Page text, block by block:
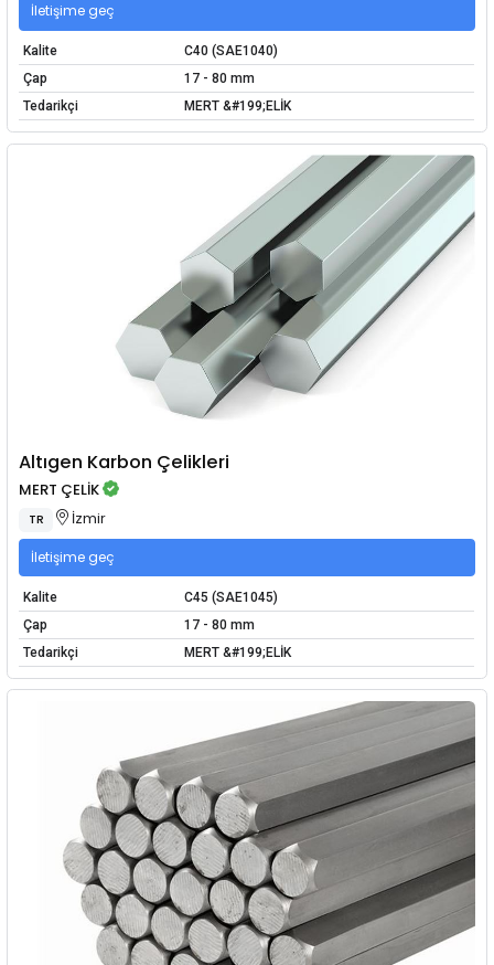
İletişime geç
Kalite
C40 (SAE1040)
Çap
17 - 80 mm
Tedarikçi
MERT &#199;ELİK
Altıgen Karbon Çelikleri
MERT ÇELİK
TR İzmir
İletişime geç
Kalite
C45 (SAE1045)
Çap
17 - 80 mm
Tedarikçi
MERT &#199;ELİK